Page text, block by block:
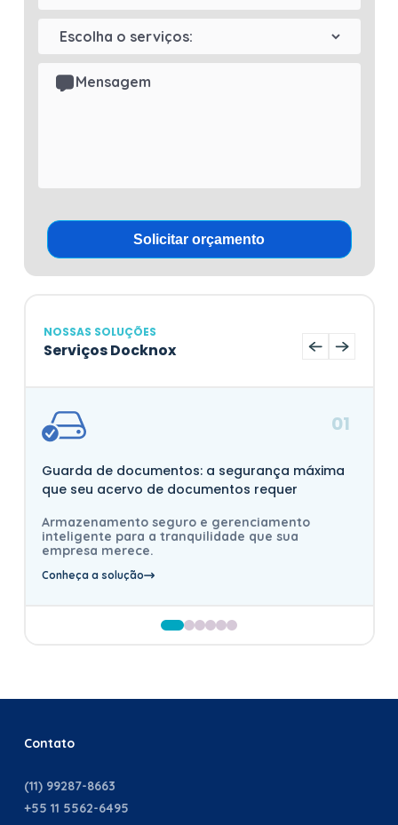
NOSSAS SOLUÇÕES
Serviços Docknox
01
Guarda de documentos: a segurança máxima
que seu acervo de documentos requer
Armazenamento seguro e gerenciamento
inteligente para a tranquilidade que sua
empresa merece.
Conheça a solução
Contato
(11) 99287-8663
+55 11 5562-6495